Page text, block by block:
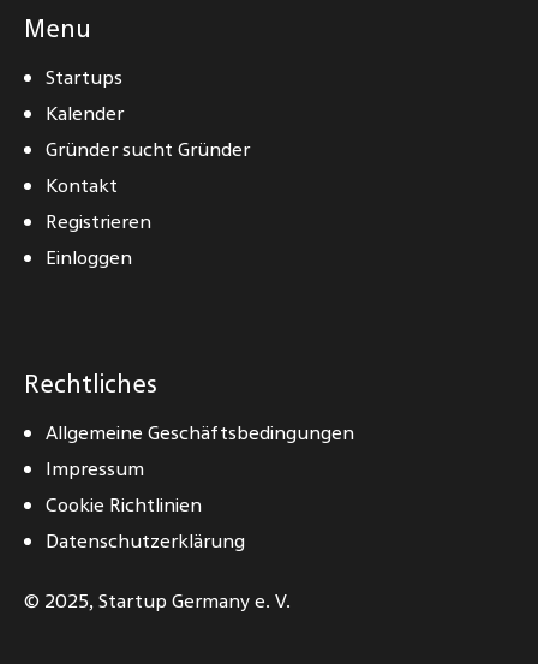
Menu
Startups
Kalender
Gründer sucht Gründer
Kontakt
Registrieren
Einloggen
Rechtliches
Allgemeine Geschäftsbedingungen
Impressum
Cookie Richtlinien
Datenschutzerklärung
© 2025,Startup Germany e. V.